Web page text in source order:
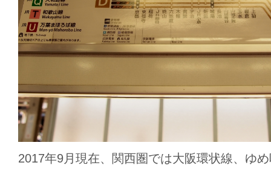
2017年9月現在、関西圏では大阪環状線、ゆ